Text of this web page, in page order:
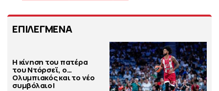
ΕΠΙΛΕΓΜΕΝΑ
Η κίνηση του πατέρα
του Ντόρσεϊ, ο…
Ολυμπιακός και το νέο
συμβόλαιο!